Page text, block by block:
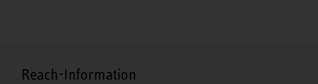
Reach-Information